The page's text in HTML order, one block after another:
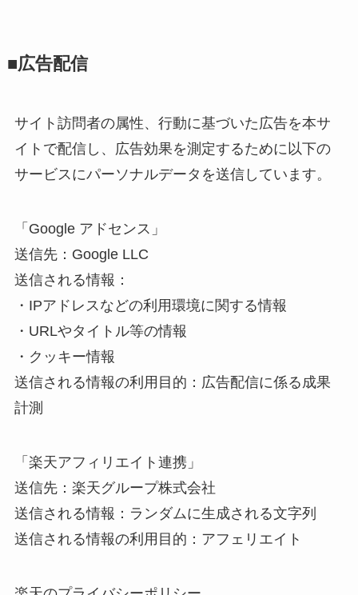
■広告配信
サイト訪問者の属性、行動に基づいた広告を本サ
イトで配信し、広告効果を測定するために以下の
サービスにパーソナルデータを送信しています。
「Google アドセンス」
送信先：Google LLC
送信される情報：
・IPアドレスなどの利用環境に関する情報
・URLやタイトル等の情報
・クッキー情報
送信される情報の利用目的：広告配信に係る成果
計測
「楽天アフィリエイト連携」
送信先：楽天グループ株式会社
送信される情報：ランダムに生成される文字列
送信される情報の利用目的：アフェリエイト